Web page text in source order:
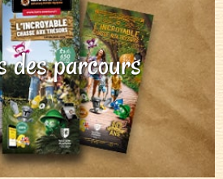
des parcours